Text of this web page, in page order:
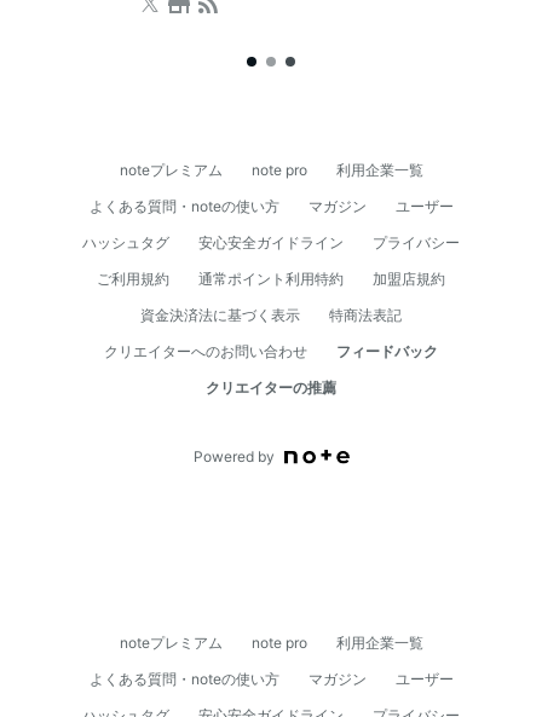
のスクールも併設しており、著者を招いたイベントも開催
noteプレミアム note pro
利用企業一覧
よくある質問・noteの使い方
マガジン
ユーザー
ハッシュタグ
安心安全ガイドライン
プライバシー
ご利用規約
通常ポイント利用特約
加盟店規約
資⾦決済法に基づく表⽰
特商法表記
クリエイターへのお問い合わせ
フィードバック
クリエイターの推薦
Powered by
noteプレミアム note pro
利用企業一覧
よくある質問・noteの使い方
マガジン
ユーザー